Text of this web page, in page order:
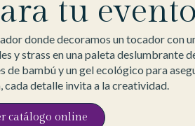
tu
donde decoramos un tocador con
y strass en una paleta deslumbrante
de bambú y un gel ecológico para
cada detalle invita a la creatividad.
catálogo online